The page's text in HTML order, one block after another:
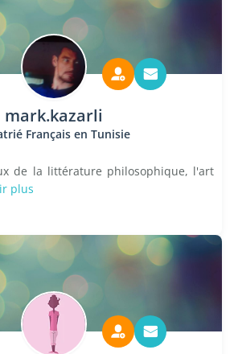
mark.kazarli
Français en Tunisie
de la littérature philosophique, l'art
plus